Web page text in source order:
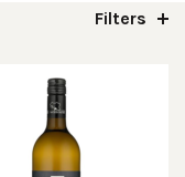
Filters